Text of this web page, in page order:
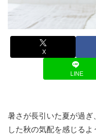
X
LINE
暑さが長引いた夏が過ぎ
した秋の気配を感じる